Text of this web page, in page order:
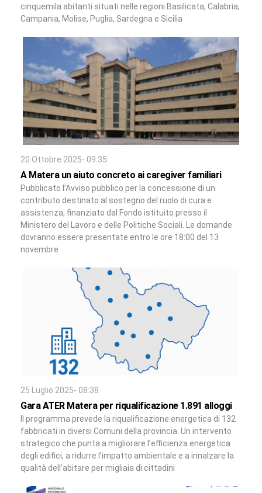
cinquemila abitanti situati nelle regioni Basilicata, Calabria,
Campania, Molise, Puglia, Sardegna e Sicilia
20 Ottobre 2025- 09:35
A Matera un aiuto concreto ai caregiver familiari
Pubblicato l’Avviso pubblico per la concessione di un
contributo destinato al sostegno del ruolo di cura e
assistenza, finanziato dal Fondo istituito presso il
Ministero del Lavoro e delle Politiche Sociali. Le domande
dovranno essere presentate entro le ore 18:00 del 13
novembre
25 Luglio 2025- 08:38
Gara ATER Matera per riqualificazione 1.891 alloggi
Il programma prevede la riqualificazione energetica di 132
fabbricati in diversi Comuni della provincia. Un intervento
strategico che punta a migliorare l’efficienza energetica
degli edifici, a ridurre l’impatto ambientale e a innalzare la
qualità dell’abitare per migliaia di cittadini